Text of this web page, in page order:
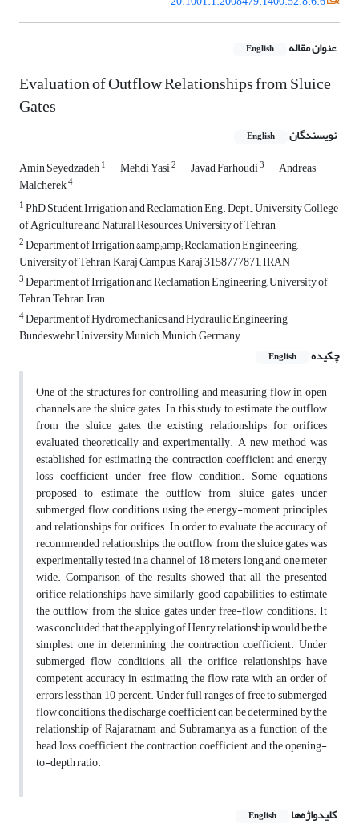
عنوان مقاله English
Evaluation of Outflow Relationships from Sluice
Gates
نویسندگان English
Amin Seyedzadeh1 Mehdi Yasi2 Javad Farhoudi3 Andreas
Malcherek4
1PhD Student, Irrigation and Reclamation Eng. Dept., University College
of Agriculture and Natural Resources, University of Tehran
2Department of Irrigation &amp;amp; Reclamation Engineering,
University of Tehran, Karaj Campus, Karaj 3158777871, IRAN
3Department of Irrigation and Reclamation Engineering, University of
Tehran, Tehran, Iran
4Department of Hydromechanics and Hydraulic Engineering,
Bundeswehr University Munich, Munich, Germany
چکیده
English
One of the structures for controlling and measuring flow in open
channels are the sluice gates. In this study, to estimate the outflow
from the sluice gates, the existing relationships for orifices
evaluated theoretically and experimentally. A new method was
established for estimating the contraction coefficient and energy
loss coefficient under free-flow condition. Some equations
proposed to estimate the outflow from sluice gates under
submerged flow conditions using the energy-moment principles
and relationships for orifices. In order to evaluate the accuracy of
recommended relationships, the outflow from the sluice gates was
experimentally tested in a channel of 18 meters long and one meter
wide. Comparison of the results showed that all the presented
orifice relationships have similarly good capabilities to estimate
the outflow from the sluice gates under free-flow conditions. It
was concluded that the applying of Henry relationship would be the
simplest one in determining the contraction coefficient. Under
submerged flow conditions, all the orifice relationships have
competent accuracy in estimating the flow rate, with an order of
errors less than 10 percent. Under full ranges of free to submerged
flow conditions, the discharge coefficient can be determined by the
relationship of Rajaratnam and Subramanya as a function of the
head loss coefficient, the contraction coefficient and the opening-
to-depth ratio.
کلیدواژه‌ها English